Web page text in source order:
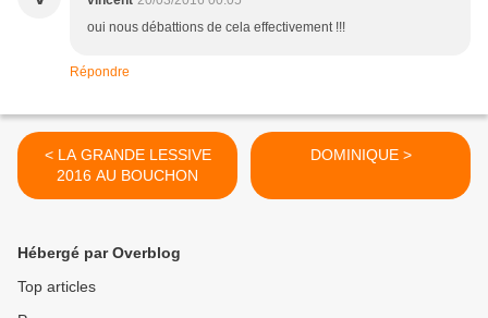
oui nous débattions de cela effectivement !!!
Répondre
< LA GRANDE LESSIVE
2016 AU BOUCHON
DOMINIQUE >
Hébergé par Overblog
Top articles